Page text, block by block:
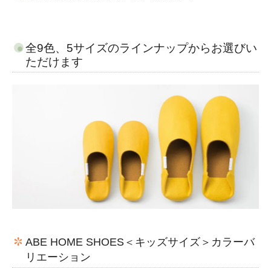
全9色、5サイズのラインナップからお選びい
ただけます
ABE HOME SHOES＜キッズサイズ＞カラーバ
リエーション